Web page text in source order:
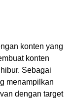
konten yang
konten
Sebagai
menampilkan
dengan target